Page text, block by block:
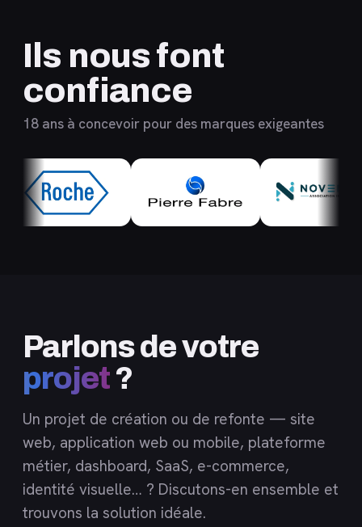
Ils nous font
confiance
18 ans à concevoir pour des marques exigeantes
Parlons de votre
projet?
Un projet de création ou de refonte — site
web, application web ou mobile, plateforme
métier, dashboard, SaaS, e-commerce,
identité visuelle… ? Discutons-en ensemble et
trouvons la solution idéale.